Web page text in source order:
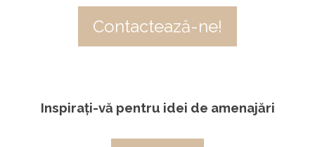
Contactează-ne!
Inspirați-vă pentru idei de amenajări